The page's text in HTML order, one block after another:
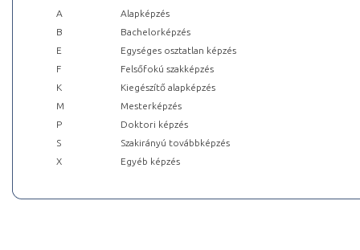
A
Alapképzés
B
Bachelorképzés
E
Egységes osztatlan képzés
F
Felsőfokú szakképzés
K
Kiegészítő alapképzés
M
Mesterképzés
P
Doktori képzés
S
Szakirányú továbbképzés
X
Egyéb képzés